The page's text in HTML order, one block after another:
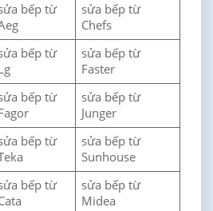
bếp từ
sửa bếp từ
Chefs
bếp từ
sửa bếp từ
Faster
bếp từ
sửa bếp từ
Junger
bếp từ
sửa bếp từ
Sunhouse
bếp từ
sửa bếp từ
Midea